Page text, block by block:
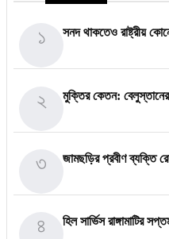
সনদ থাকতেও রাষ্ট্রীয়
১
মুক্তির কেতন:
২
জামছড়ির প্রবীণ ব্যক্তি
৩
হিল সার্ভিস রাঙ্গামাটির
৪